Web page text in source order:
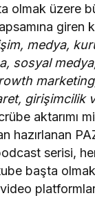
olmak üzere
giren
medya,
sosyal
girişimcilik
aktarımı
hazırlanan
serisi,
başta